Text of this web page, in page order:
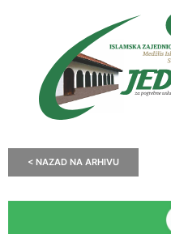
< NAZAD NA ARHIVU